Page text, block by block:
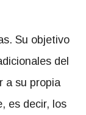
Su objetivo
del
a su propia
es decir, los